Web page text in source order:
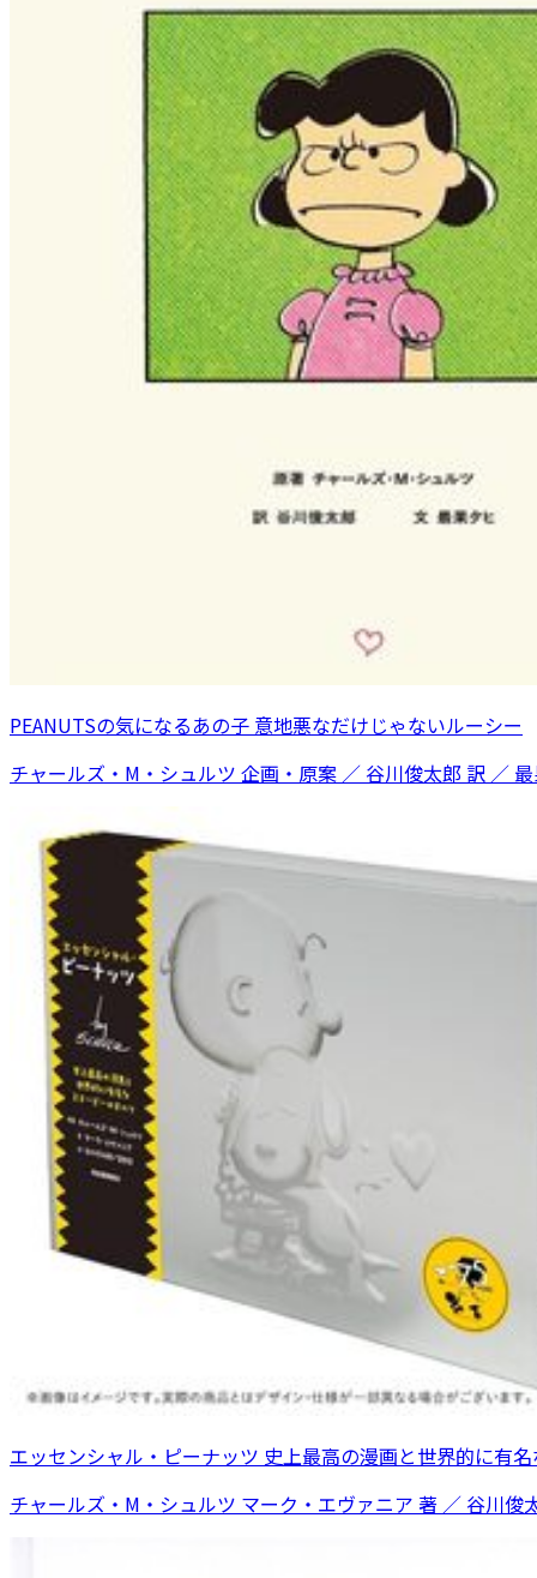
PEANUTSの気になるあの子 意地悪なだけじゃないルーシー
チャールズ・M・シュルツ 企画・原案 ／ 谷川俊太郎 訳 ／
エッセンシャル・ピーナッツ 史上最高の漫画と世界的に有
チャールズ・M・シュルツ マーク・エヴァニア 著 ／ 谷川俊